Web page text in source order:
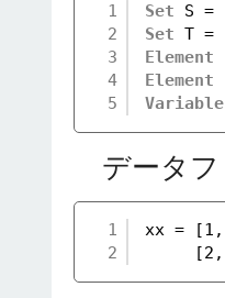
1
2
3
4
5
Set S =
Set T =
Element
Element
Variable
データフ
1
2
xx =